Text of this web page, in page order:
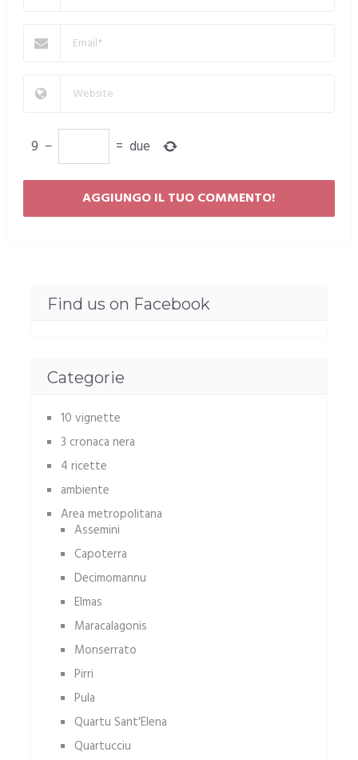
9 − = due
Find us on Facebook
Categorie
10 vignette
3 cronaca nera
4 ricette
ambiente
Area metropolitana
Assemini
Capoterra
Decimomannu
Elmas
Maracalagonis
Monserrato
Pirri
Pula
Quartu Sant'Elena
Quartucciu